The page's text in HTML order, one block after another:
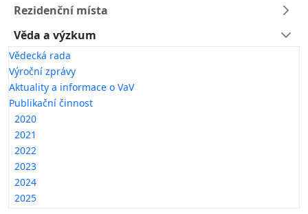
Rezidenční místa
Věda a výzkum
Vědecká rada
Výroční zprávy
Aktuality a informace o VaV
Publikační činnost
2020
2021
2022
2023
2024
2025